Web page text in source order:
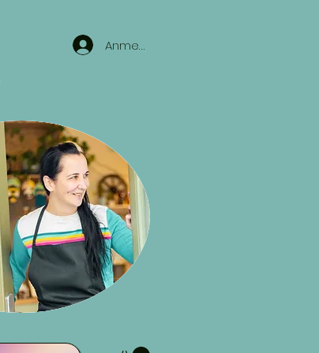
Anmelden